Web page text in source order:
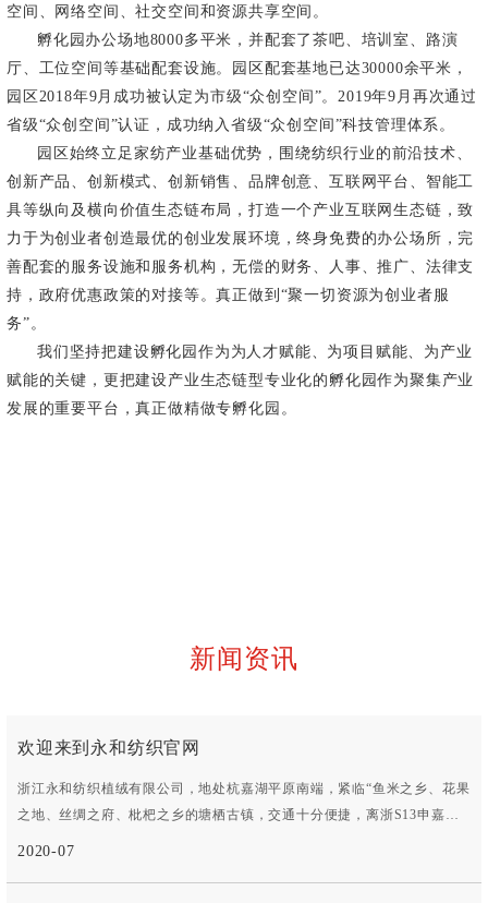
空间、网络空间、社交空间和资源共享空间。
孵化园办公场地8000多平米，并配套了茶吧、培训室、路演
厅、工位空间等基础配套设施。园区配套基地已达30000余平米，
园区2018年9月成功被认定为市级“众创空间”。2019年9月再次通过
省级“众创空间”认证，成功纳入省级“众创空间”科技管理体系。
园区始终立足家纺产业基础优势，围绕纺织行业的前沿技术、
创新产品、创新模式、创新销售、品牌创意、互联网平台、智能工
具等纵向及横向价值生态链布局，打造一个产业互联网生态链，致
力于为创业者创造最优的创业发展环境，终身免费的办公场所，完
善配套的服务设施和服务机构，无偿的财务、人事、推广、法律支
持，政府优惠政策的对接等。真正做到“聚一切资源为创业者服
务”。
我们坚持把建设孵化园作为为人才赋能、为项目赋能、为产业
赋能的关键，更把建设产业生态链型专业化的孵化园作为聚集产业
发展的重要平台，真正做精做专孵化园。
新闻资讯
欢迎来到永和纺织官网
浙江永和纺织植绒有限公司，地处杭嘉湖平原南端，紧临“鱼米之乡、花果
之地、丝绸之府、枇杷之乡的塘栖古镇，交通十分便捷，离浙S13申嘉湖
2020-07